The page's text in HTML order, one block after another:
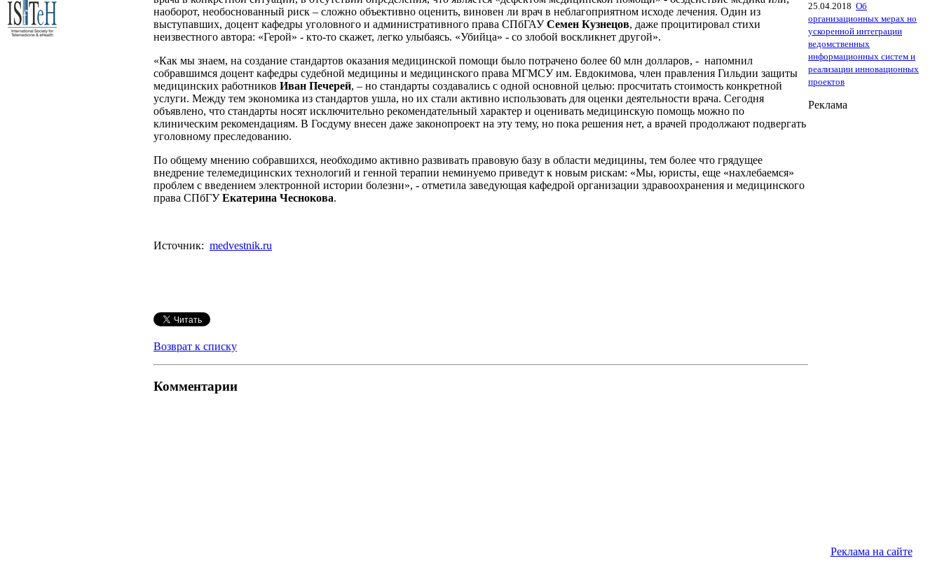
наоборот, необоснованный риск – сложно объективно оценить, виновен ли врач в неблагоприятном исходе лечения. Один из
выступавших, доцент кафедры уголовного и административного права СПбГАУСемен Кузнецов, даже процитировал стихи
неизвестного автора: «Герой» - кто-то скажет, легко улыбаясь. «Убийца» - со злобой воскликнет другой».
«Как мы знаем, на создание стандартов оказания медицинской помощи было потрачено более 60 млн долларов, - напомнил
собравшимся доцент кафедры судебной медицины и медицинского права МГМСУ им. Евдокимова, член правления Гильдии защиты
медицинских работников Иван Печерей, – но стандарты создавались с одной основной целью: просчитать стоимость конкретной
услуги. Между тем экономика из стандартов ушла, но их стали активно использовать для оценки деятельности врача. Сегодня
объявлено, что стандарты носят исключительно рекомендательный характер и оценивать медицинскую помощь можно по
клиническим рекомендациям. В Госдуму внесен даже законопроект на эту тему, но пока решения нет, а врачей продолжают подвергать
уголовному преследованию.
По общему мнению собравшихся, необходимо активно развивать правовую базу в области медицины, тем более что грядущее
внедрение телемедицинских технологий и генной терапии неминуемо приведут к новым рискам: «Мы, юристы, еще «нахлебаемся»
проблем с введением электронной истории болезни», - отметила заведующая кафедрой организации здравоохранения и медицинского
права СПбГУЕкатерина Чеснокова.
Источник: medvestnik.ru
Возврат к списку
Комментарии
25.04.2018 Об
организационных мерах но
ускоренной интеграции
ведомственных
информационных систем и
реализации инновационных
проектов
Реклама
Реклама на сайте